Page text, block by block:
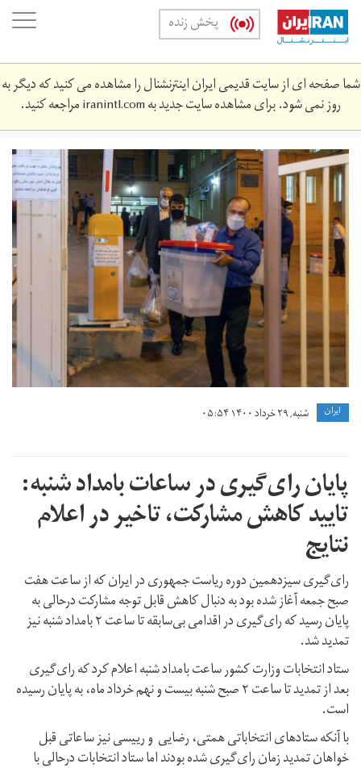
Skip
main
content
پخش زنده
شما صفحه ای از سایت قدیمی ایران اینترنشنال را مشاهده می کنید که دیگر به
روز نمی شود. برای مشاهده سایت جدید بهiranintl.comمراجعه کنید.
r-
en-
1400-
3-
28-
355454.jpg
ايران شنبه, ۲۹ خرداد ۱۴۰۰ ۰۵:۵۴
پایان رای‌گیری در ساعات بامداد شنبه:
تایید کاهش مشارکت، تاخیر در اعلام
نتایج
رای‌گیری سیزدهمین دوره ریاست جمهوری در ایران که از ساعت هفت
صبح جمعه آغاز شده بود به دنبال کاهش قابل توجه مشارکت درحالی به
پایان رسید که رای‌گیری در اقدامی بی‌سابقه تا ساعت ۲ بامداد شنبه نیز
تمدید شد.
ستاد انتخابات وزارت کشور ساعت بامداد شنبه اعلام کرد که رای‌گیری
بعد از تمدید تا ساعت ۲ صبح شنبه بیست و نهم خرداد ماه، به پایان رسیده
است.
با آنکه ستادهای انتخاباتی همتی، رضایی و رییسی نیز ساعاتی قبل
خواهان تمدید زمان رای‌گیری شده بودند اما ستاد انتخابات درحالی با